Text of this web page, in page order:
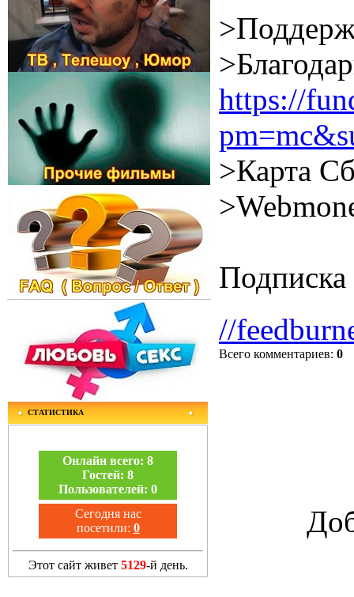
СТАТИСТИКА
Онлайн всего: 8
Гостей: 8
Пользователей: 0
Сегодня нас
посетили: 0
Этот сайт живет 5129-й день.
https://
>Карта
Подписка
//
Всего комментариев: 0